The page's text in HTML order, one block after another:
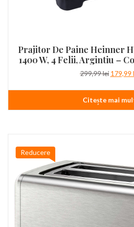
Prajitor De Paine Heinner
1400 W, 4 Felii, Argintiu –
299,99lei Prețul
a
fost:
299,99
179,99
Citește mai
Reducere